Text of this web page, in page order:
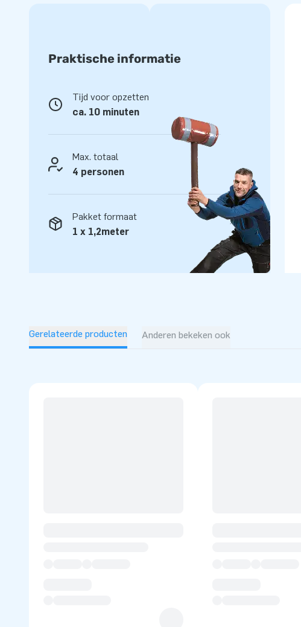
Praktische informatie
Tijd voor opzetten
ca. 10 minuten
Max. totaal
4 personen
Pakket formaat
1 x 1,2meter
Gerelateerde producten Anderen bekeken ook